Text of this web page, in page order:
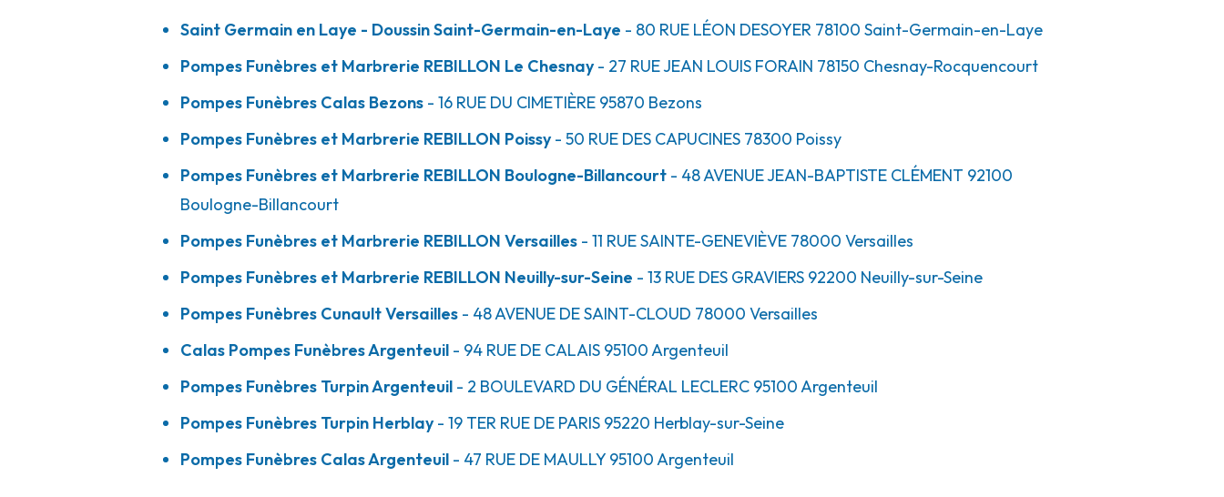
Pompes Funèbres Cunault - Versailles
9.9km
48 Avenue De Saint-Cloud-78000 Versailles
Consulter l'agence 01 30 83 98 40
A votre écoute 24h/24 7j/7
Pompes Funèbres Calas - Argenteuil - Calais
95100 Argenteuil
A votre écoute 24h/24 7j/7
10.1km
Saint Germain en Laye - Doussin Saint-Germain-en-Laye - 80 RUE LÉON DESOYER 78100 Saint-Germain-en-Laye
Pompes Funèbres et Marbrerie REBILLON Le Chesnay- 27 RUE JEAN LOUIS FORAIN 78150 Chesnay-Rocquencourt
Pompes Funèbres Calas Bezons - 16 RUE DU CIMETIÈRE 95870 Bezons
Pompes Funèbres et Marbrerie REBILLON Poissy- 50 RUE DES CAPUCINES 78300 Poissy
Pompes Funèbres et Marbrerie REBILLON Boulogne-Billancourt - 48 AVENUE JEAN-BAPTISTE CLÉMENT 92100
Boulogne-Billancourt
Pompes Funèbres et Marbrerie REBILLON Versailles - 11 RUE SAINTE-GENEVIÈVE 78000 Versailles
Pompes Funèbres et Marbrerie REBILLON Neuilly-sur-Seine - 13 RUE DES GRAVIERS 92200 Neuilly-sur-Seine
Pompes Funèbres Cunault Versailles - 48 AVENUE DE SAINT-CLOUD 78000 Versailles
Calas Pompes Funèbres Argenteuil - 94 RUE DE CALAIS 95100Argenteuil
Pompes Funèbres Turpin Argenteuil - 2 BOULEVARD DU GÉNÉRAL LECLERC 95100Argenteuil
Pompes Funèbres Turpin Herblay- 19 TER RUE DE PARIS 95220 Herblay-sur-Seine
Pompes Funèbres Calas Argenteuil - 47 RUE DE MAULLY 95100Argenteuil